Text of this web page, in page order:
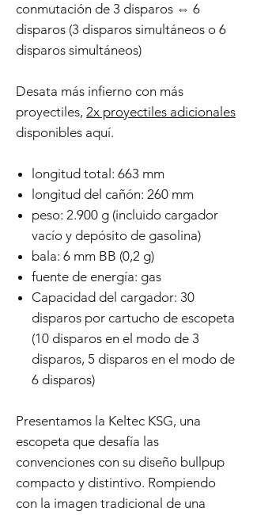
conmutación de 3 disparos ⇔ 6
disparos (3 disparos simultáneos o 6
disparos simultáneos)
Desata más infierno con más
proyectiles, 2x proyectiles adicionales
disponibles aquí.
longitud total: 663 mm
longitud del cañón: 260 mm
peso: 2.900 g (incluido cargador
vacío y depósito de gasolina)
bala: 6 mm BB (0,2 g)
fuente de energía: gas
Capacidad del cargador: 30
disparos por cartucho de escopeta
(10 disparos en el modo de 3
disparos, 5 disparos en el modo de
6 disparos)
Presentamos la Keltec KSG, una
escopeta que desafía las
convenciones con su diseño bullpup
compacto y distintivo. Rompiendo
con la imagen tradicional de una